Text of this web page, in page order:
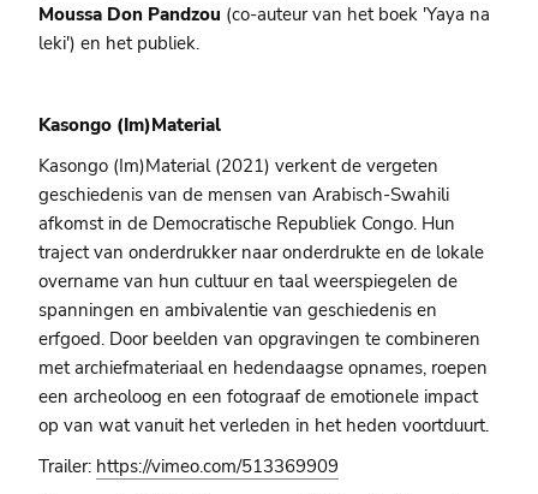
Moussa Don Pandzou (co-auteur van het boek 'Yaya na
leki') en het publiek.
Kasongo (Im)Material
Kasongo (Im)Material (2021) verkent de vergeten
geschiedenis van de mensen van Arabisch-Swahili
afkomst in de Democratische Republiek Congo. Hun
traject van onderdrukker naar onderdrukte en de lokale
overname van hun cultuur en taal weerspiegelen de
spanningen en ambivalentie van geschiedenis en
erfgoed. Door beelden van opgravingen te combineren
met archiefmateriaal en hedendaagse opnames, roepen
een archeoloog en een fotograaf de emotionele impact
op van wat vanuit het verleden in het heden voortduurt.
Trailer: https://vimeo.com/513369909